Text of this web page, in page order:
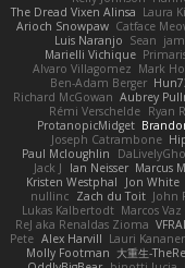
The Dread Vixen Alinsa Laura
Arioch Snowpaw Catface
Luis Naranjo Sean
Marielli Vichique
Alvaro Villagomez Mark
Ben-Adam Berger
Richard McGowan Aubrey
Rémi Verschelde Ryan
ProtanopicMidget
Joseph Catrambone
Paul Mcloughlin
Jack J
Ian Neisser Marcus
Kristen Westphal
Jon White
nullinc Zach du Toit John
Lukas Kalbertodt Marcos Vaz
ReJ aka Renaldas Zioma
Pete Alex Harvill Lauri
Molly Footman 大重生-